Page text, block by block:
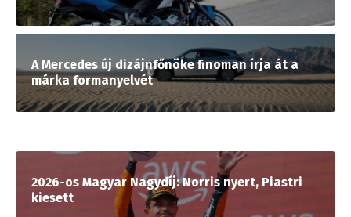
A Mercedes új dizájnfőnöke finoman írja át a
márka formanyelvét
2026-os Magyar Nagydíj: Norris nyert, Piastri
kiesett